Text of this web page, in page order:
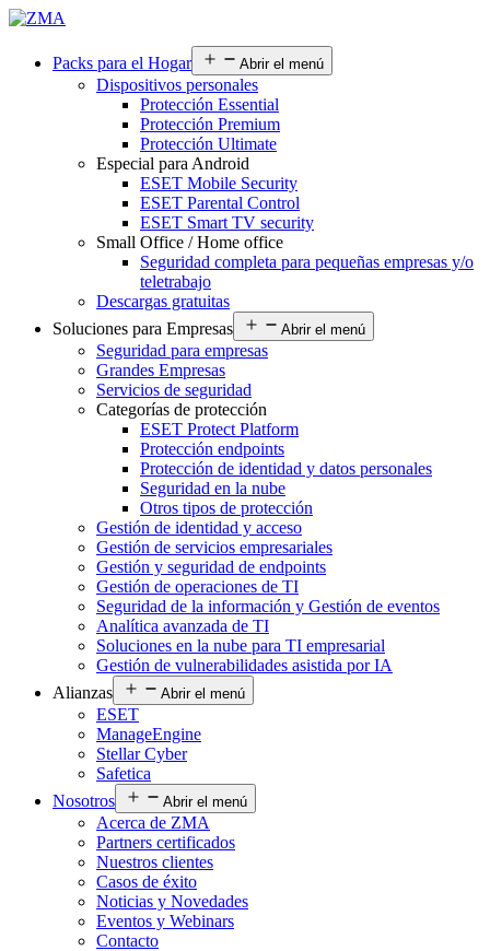
Packs para el Hogar Abrir el menú
Dispositivos personales
Protección Essential
Protección Premium
Protección Ultimate
Especial para Android
ESET Mobile Security
ESET Parental Control
ESET Smart TV security
Small Office / Home office
Seguridad completa para pequeñas empresas y/o
teletrabajo
Descargas gratuitas
Soluciones para Empresas
Abrir el menú
Seguridad para empresas
Grandes Empresas
Servicios de seguridad
Categorías de protección
ESET Protect Platform
Protección endpoints
Protección de identidad y datos personales
Seguridad en la nube
Otros tipos de protección
Gestión de identidad y acceso
Gestión de servicios empresariales
Gestión y seguridad de endpoints
Gestión de operaciones de TI
Seguridad de la información y Gestión de eventos
Analítica avanzada de TI
Soluciones en la nube para TI empresarial
Gestión de vulnerabilidades asistida por IA
Alianzas
Abrir el menú
ESET
ManageEngine
Stellar Cyber
Safetica
Nosotros
Abrir el menú
Acerca de ZMA
Partners certificados
Nuestros clientes
Casos de éxito
Noticias y Novedades
Eventos y Webinars
Contacto